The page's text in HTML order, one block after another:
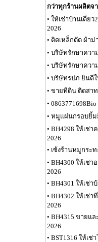
กว่าทุกร้านผลิตจ
• ให้เช่าบ้านเดี่ย
2026
• ติดเหล็กดัด ผ้าม่
• บริษัทรักษาควา
• บริษัทรักษาควา
• บริษัทรปภ ยินดี
• ขายทีดิน ติดสาท
•
• หมูแผ่นกรอบยิ้ม
• BH4298 ให้เช่า
2026
• เซ้งร้านหมูกระ
• BH4300 ให้เช่
2026
• BH4301 ให้เช่า
• BH4302 ให้เช่
2026
• BH4315 ขายแ
2026
• BST1316 ให้เช่